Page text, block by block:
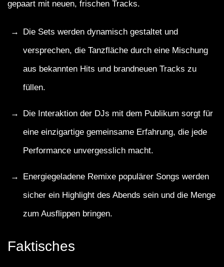
gepaart mit neuen, frischen Tracks.
Die Sets werden dynamisch gestaltet und
versprechen, die Tanzfläche durch eine Mischung
aus bekannten Hits und brandneuen Tracks zu
füllen.
Die Interaktion der DJs mit dem Publikum sorgt für
eine einzigartige gemeinsame Erfahrung, die jede
Performance unvergesslich macht.
Energiegeladene Remixe populärer Songs werden
sicher ein Highlight des Abends sein und die Menge
zum Ausflippen bringen.
Faktisches